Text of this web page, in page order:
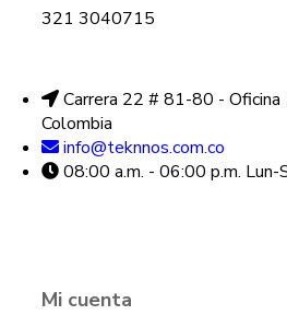
321 3040715
Carrera 22 # 81-80 -
Colombia
info@teknnos.com.co
08:00 a.m. - 06:00 p.m. Lun-
Mi cuenta